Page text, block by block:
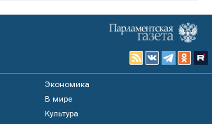
Экономика
В мире
Культура